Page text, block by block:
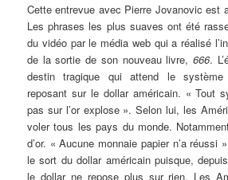
Cette entrevue avec Pierre Jovanovic est
Les phrases les plus suaves ont été
du vidéo par le média web qui a réalisé
de la sortie de son nouveau livre,666.
destin tragique qui attend le système
reposant sur le dollar américain. « Tout
pas sur l’or explose ». Selon lui, les
voler tous les pays du monde.
d’or. « Aucune monnaie papier n’a réussi
le sort du dollar américain puisque,
le dollar ne repose plus sur rien. Les